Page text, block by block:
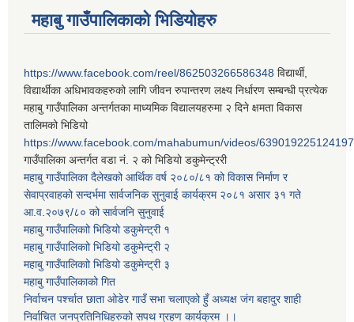
महाबु गाउँपालिकाको भिडियोहरु
https://www.facebook.com/reel/862503266586348 विद्यार्थी,
विद्यार्थीका अधिभावकहरुको लागि जीवन रुपान्तरण लक्ष्य निर्धारण सम्बन्धी प्रत्येक
महाबु गाउँपालिका अन्तर्गतका माध्यमिक विद्यालयहरुमा २ दिने क्षमता विकास
तालिमको भिडियो
https://www.facebook.com/mahabumun/videos/639019225124197
गाउँपालिका अन्तर्गत वडा नं. २ को भिडियो डकुमेन्ट्ररी
महाबु गाउँपालिका दैलेखको आर्थिक वर्ष २०८०/८१ को विकास निर्माण र
सेवाप्रवाहको सन्दर्भमा सार्वजनिक सुनुवाई कार्यक्रम २०८१ असार ३१ गते
आ.व.२०७९/८० को सार्वजनि सुनुवाई
महाबु गाउँपालिकाो भिडियो डकुमेन्ट्री १
महाबु गाउँपालिकाो भिडियो डकुमेन्ट्री २
महाबु गाउँपालिकाो भिडियो डकुमेन्ट्री ३
महाबु गाउँपालिकाको गित
निर्वाचन पर्श्चात छाता ओडेर गाउँ सभा चलाएको हुँ अध्यक्ष जंग बहादुर शाही
निर्वाचित जनप्रतिनिधिहरुको सपथ ग्रहण कार्यक्रम ।।